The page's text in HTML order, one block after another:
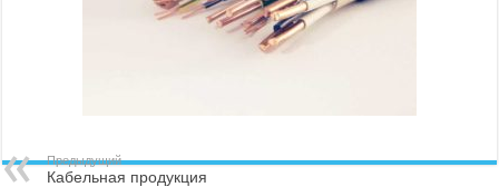
Предыдущий
Кабельная продукция